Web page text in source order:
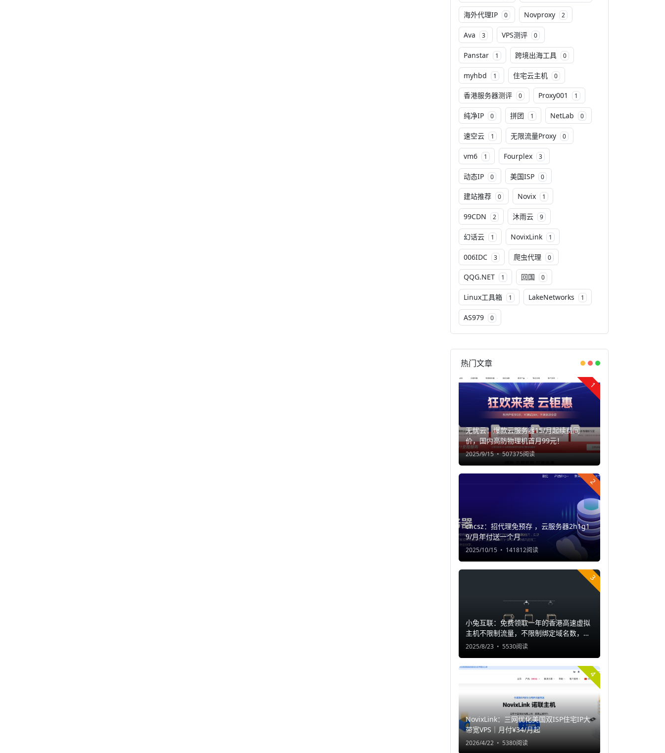
海外代理IP 0 Novproxy 2
Ava 3 VPS测评 0
Panstar 1 跨境出海工具 0
myhbd 1 住宅云主机 0
香港服务器测评 0 Proxy001 1
纯净IP 0 拼团 1 NetLab 0
速空云 1 无限流量Proxy 0
vm6 1 Fourplex 3
动态IP 0 美国ISP 0
建站推荐 0 Novix 1
99CDN 2 沐雨云 9
幻话云 1 NovixLink 1
006IDC 3 爬虫代理 0
QQG.NET 1 回国 0
Linux工具箱 1 LakeNetworks 1
AS979 0
热门文章
1
无忧云：爆款云服务器15/月起续费同
价，国内高防物理机首月99元！
2025/9/15 507375阅读
2
cncsz：招代理免预存 ，云服务器2h1g1
9/月年付送一个月
2025/10/15 141812阅读
3
小兔互联：免费领取一年的香港高速虚拟
主机不限制流量，不限制绑定域名数，支
持一键部署程序
2025/8/23 5530阅读
4
NovixLink：三网优化美国双ISP住宅IP大
带宽VPS｜月付¥34/月起
2026/4/22 5380阅读